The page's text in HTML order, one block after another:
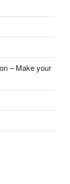
– Make your